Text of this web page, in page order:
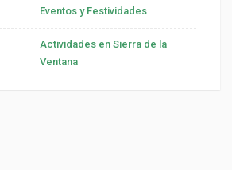
Eventos y Festividades
Actividades en Sierra de la
Ventana